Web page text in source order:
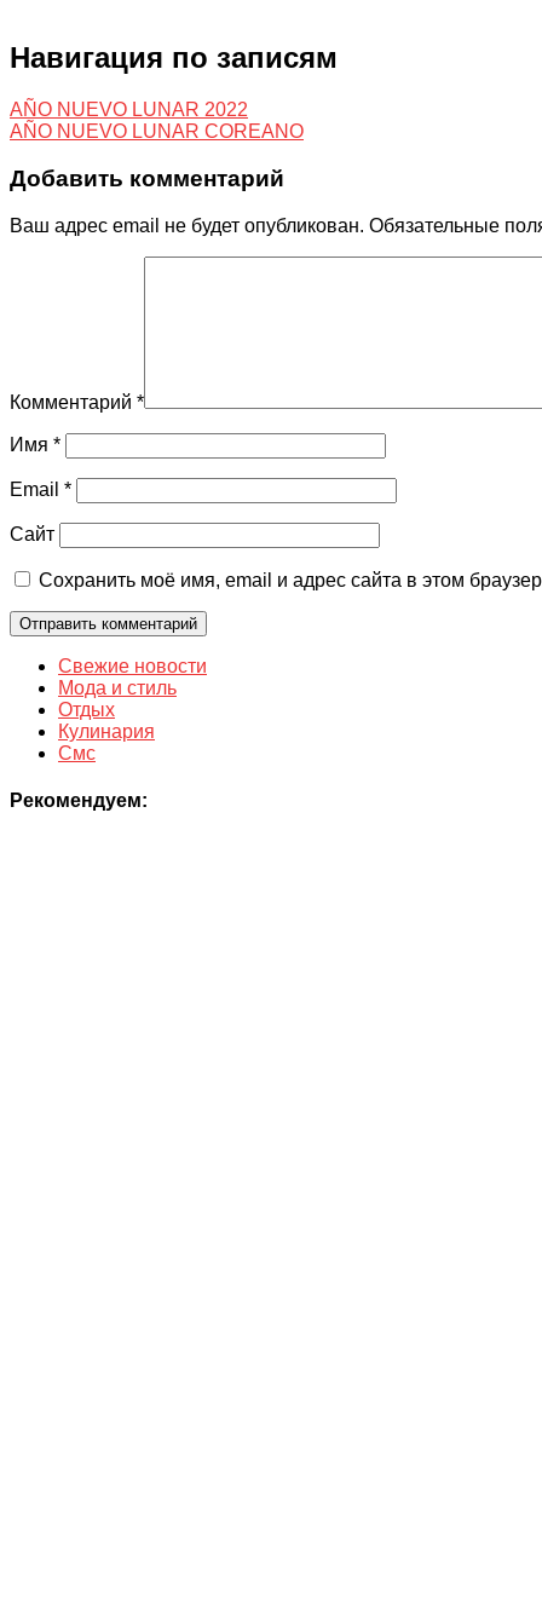
Навигация по записям
AÑO NUEVO LUNAR 2022
AÑO NUEVO LUNAR COREANO
Добавить комментарий
Ваш адрес email не будет опубликован. Обязательные
Комментарий *
Имя *
Email *
Сайт
Сохранить моё имя, email и адрес сайта в этом
Свежие новости
Мода и стиль
Отдых
Кулинария
Смс
Рекомендуем: